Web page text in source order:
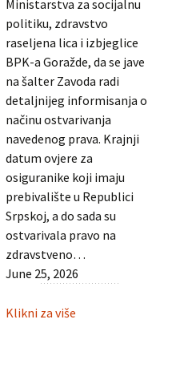
Ministarstva za socijalnu
politiku, zdravstvo
raseljena lica i izbjeglice
BPK-a Goražde, da se jave
na šalter Zavoda radi
detaljnijeg informisanja o
načinu ostvarivanja
navedenog prava. Krajnji
datum ovjere za
osiguranike koji imaju
prebivalište u Republici
Srpskoj, a do sada su
ostvarivala pravo na
zdravstveno…
June 25, 2026
Klikni za više